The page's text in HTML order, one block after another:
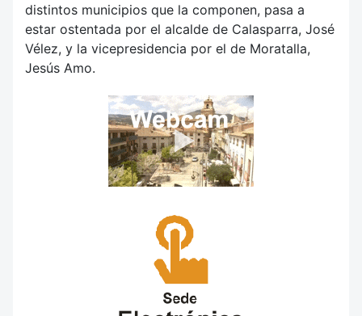
distintos municipios que la componen, pasa a
estar ostentada por el alcalde de Calasparra, José
Vélez, y la vicepresidencia por el de Moratalla,
Jesús Amo.